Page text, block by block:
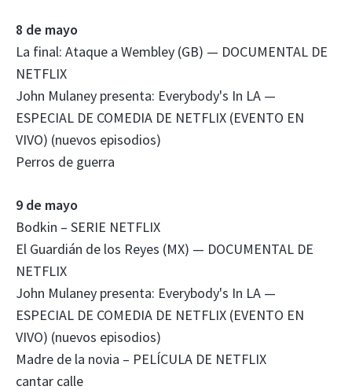
8 de mayo
La final: Ataque a Wembley (GB) — DOCUMENTAL DE
NETFLIX
John Mulaney presenta: Everybody's In LA —
ESPECIAL DE COMEDIA DE NETFLIX (EVENTO EN
VIVO) (nuevos episodios)
Perros de guerra
9 de mayo
Bodkin – SERIE NETFLIX
El Guardián de los Reyes (MX) — DOCUMENTAL DE
NETFLIX
John Mulaney presenta: Everybody's In LA —
ESPECIAL DE COMEDIA DE NETFLIX (EVENTO EN
VIVO) (nuevos episodios)
Madre de la novia – PELÍCULA DE NETFLIX
cantar calle